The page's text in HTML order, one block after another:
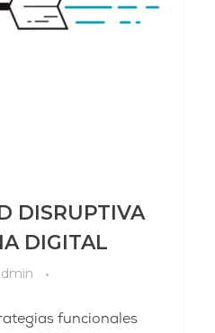
DISRUPTIVA
DIGITAL
funcionales